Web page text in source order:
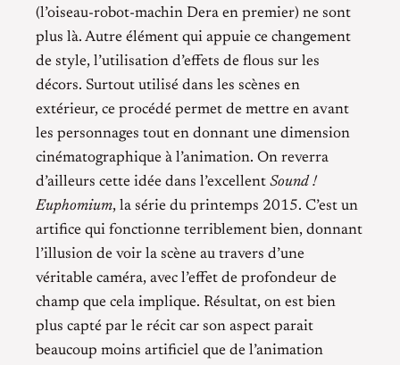
(l’oiseau-robot-machin Dera en premier) ne sont
plus là. Autre élément qui appuie ce changement
de style, l’utilisation d’effets de flous sur les
décors. Surtout utilisé dans les scènes en
extérieur, ce procédé permet de mettre en avant
les personnages tout en donnant une dimension
cinématographique à l’animation. On reverra
d’ailleurs cette idée dans l’excellent Sound !
Euphomium, la série du printemps 2015. C’est un
artifice qui fonctionne terriblement bien, donnant
l’illusion de voir la scène au travers d’une
véritable caméra, avec l’effet de profondeur de
champ que cela implique. Résultat, on est bien
plus capté par le récit car son aspect parait
beaucoup moins artificiel que de l’animation